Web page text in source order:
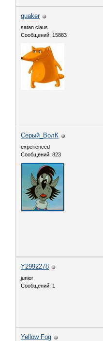
quaker
satan claus
Сообщений: 15883
Серый_ВолК
experienced
Сообщений: 823
Y2992278
junior
Сообщений: 1
Yellow Fog